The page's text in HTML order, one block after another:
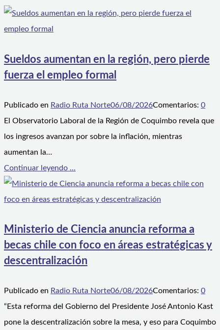
Sueldos aumentan en la región, pero pierde
fuerza el empleo formal
Publicado en Radio Ruta Norte06/08/2026Comentarios: 0
El Observatorio Laboral de la Región de Coquimbo revela que
los ingresos avanzan por sobre la inflación, mientras
aumentan la…
Continuar leyendo ...
Ministerio de Ciencia anuncia reforma a
becas chile con foco en áreas estratégicas y
descentralización
Publicado en Radio Ruta Norte06/08/2026Comentarios: 0
“Esta reforma del Gobierno del Presidente José Antonio Kast
pone la descentralización sobre la mesa, y eso para Coquimbo